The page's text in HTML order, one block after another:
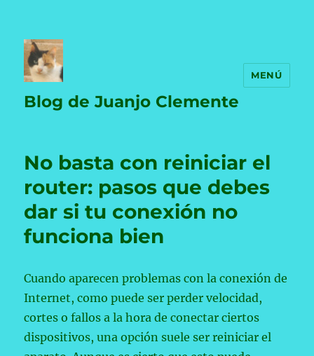
Blog de Juanjo Clemente
MENÚ
No basta con reiniciar el
router: pasos que debes
dar si tu conexión no
funciona bien
Cuando aparecen problemas con la conexión de
Internet, como puede ser perder velocidad,
cortes o fallos a la hora de conectar ciertos
dispositivos, una opción suele ser reiniciar el